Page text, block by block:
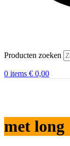
Producten zoeken
0 items € 0,00
met long